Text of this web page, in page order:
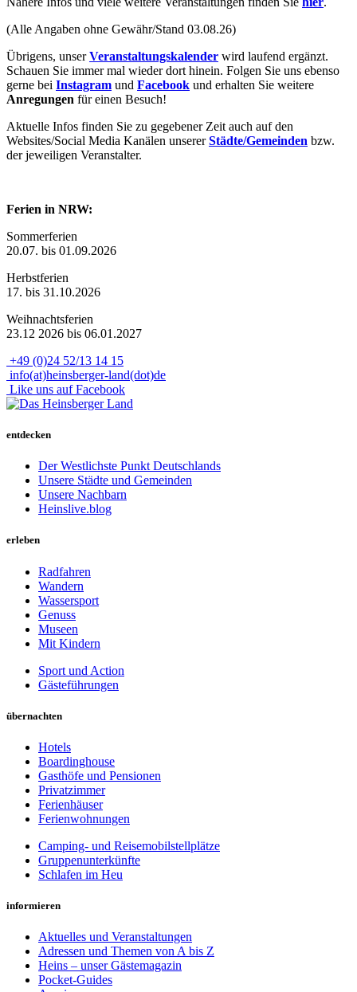
(Alle Angaben ohne Gewähr/Stand 03.08.26)
Übrigens, unserVeranstaltungskalender wird laufend ergänzt.
Schauen Sie immer mal wieder dort hinein. Folgen Sie uns ebenso
gerne bei Instagram und Facebook und erhalten Sie weitere
Anregungen für einen Besuch!
Aktuelle Infos finden Sie zu gegebener Zeit auch auf den
Websites/Social Media Kanälen unsererStädte/Gemeinden bzw.
der jeweiligen Veranstalter.
Ferien in NRW:
Sommerferien
20.07. bis 01.09.2026
Herbstferien
17. bis 31.10.2026
Weihnachtsferien
23.12 2026 bis 06.01.2027
+49 (0)24 52/13 14 15
info(at)heinsberger-land(dot)de
Like uns auf Facebook
entdecken
Der Westlichste Punkt Deutschlands
Unsere Städte und Gemeinden
Unsere Nachbarn
Heinslive.blog
erleben
Radfahren
Wandern
Wassersport
Genuss
Museen
Mit Kindern
Sport und Action
Gästeführungen
übernachten
Hotels
Boardinghouse
Gasthöfe und Pensionen
Privatzimmer
Ferienhäuser
Ferienwohnungen
Camping- und Reisemobilstellplätze
Gruppenunterkünfte
Schlafen im Heu
informieren
Aktuelles und Veranstaltungen
Adressen und Themen von A bis Z
Heins – unser Gästemagazin
Pocket-Guides